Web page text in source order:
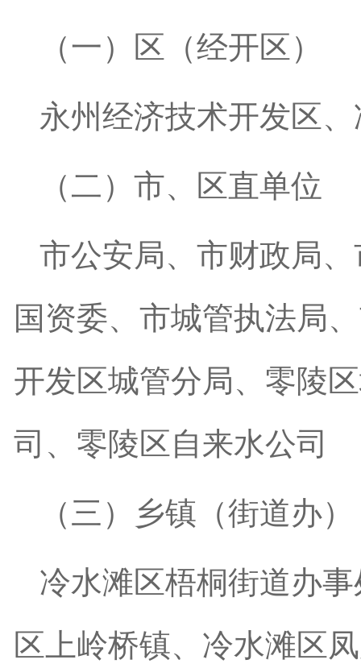
（一）区（经开区）
永州经济技术开发区
（二）市、区直单位
市公安局、市财政局
国资委、市城管执法局
开发区城管分局、零陵
司、零陵区自来水公司
（三）乡镇（街道办）
冷水滩区梧桐街道办
区上岭桥镇、冷水滩区